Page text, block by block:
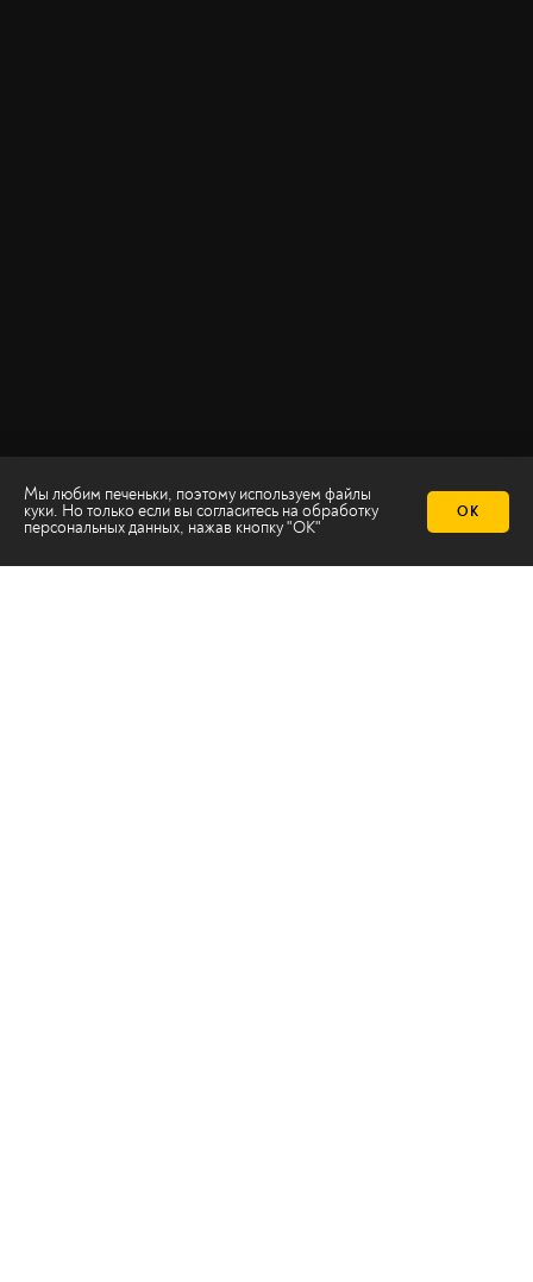
Мы любим печеньки, поэтому используем файлы
куки. Но только если вы согласитесь на обработку
персональных данных, нажав кнопку "ОК"
ОК